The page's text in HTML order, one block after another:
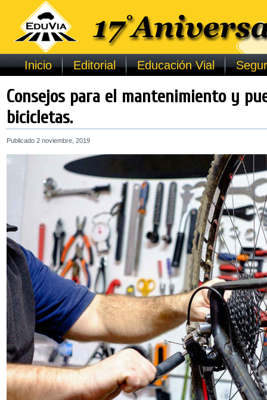
Inicio Editorial Educación Vial
Consejos para el mantenimiento y
bicicletas.
Publicado 2 noviembre, 2019